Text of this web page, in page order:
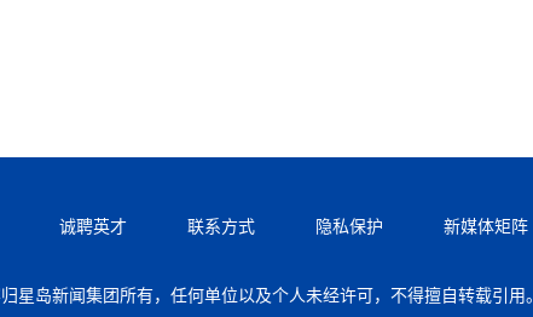
诚聘英才 联系方式 隐私保护 新媒体矩阵
星岛新闻集团所有，任何单位以及个人未经许可，不得擅自转载引用。